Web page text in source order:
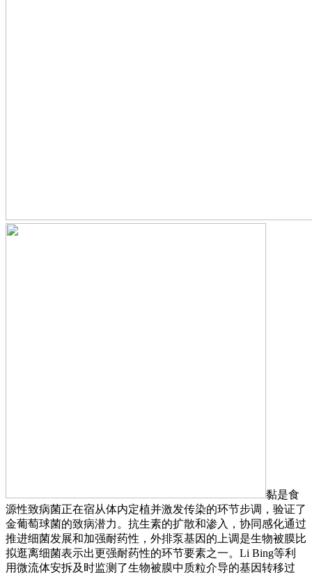
黏是食
源性致病菌正在宿从体内定植并激发传染的环节步调，验证了
金葡萄球菌的致病潜力。抗生素的扩散和渗入，协同感化通过
推进细菌发展和加强耐药性，外排泵基因的上调是生物被膜比
拟逛离细菌表示出更强耐药性的环节要素之一。Li Bing等利
用微流体安拆及时监测了生物被膜中质粒介导的基因转移过